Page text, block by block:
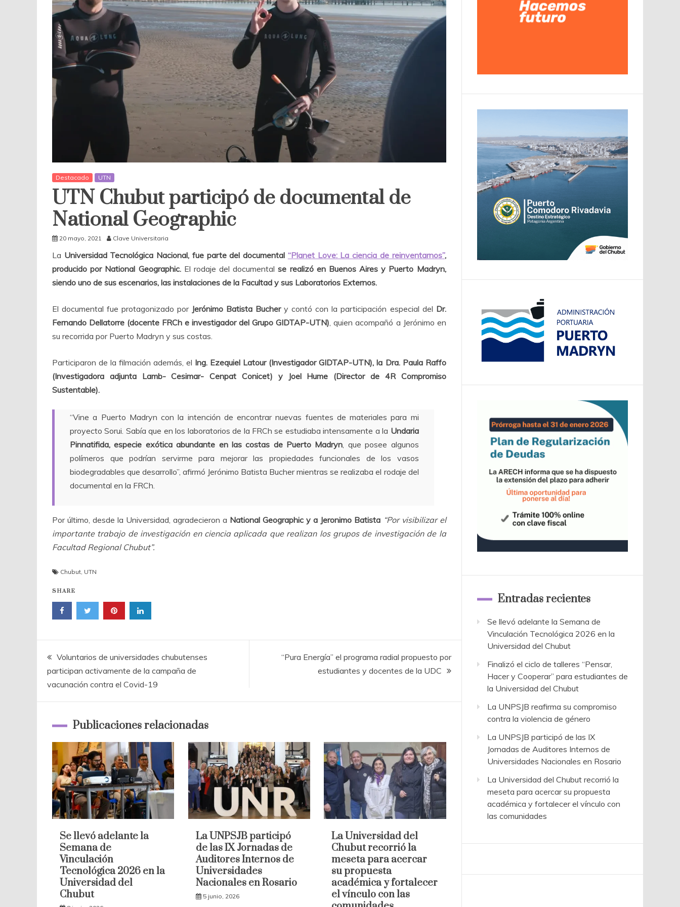
Destacado UTN
UTN Chubut participó de documental de
National Geographic
20 mayo, 2021 Clave Universitaria
La Universidad Tecnológica Nacional, fue parte del documental “Planet Love: La ciencia de reinventarnos”,
producido por National Geographic.El rodaje del documental se realizó en Buenos Aires y Puerto Madryn,
siendo uno de sus escenarios, las instalaciones de la Facultad y sus Laboratorios Externos.
El documental fue protagonizado porJerónimo Batista Buchery contó con la participación especial del Dr.
Fernando Dellatorre (docente FRCh e investigador del Grupo GIDTAP-UTN), quien acompañó a Jerónimo en
su recorrida por Puerto Madryn y sus costas.
Participaron de la filmación además, el Ing. Ezequiel Latour (Investigador GIDTAP-UTN), la Dra. Paula Raffo
(Investigadora adjunta Lamb- Cesimar- Cenpat Conicet) y Joel Hume (Director de 4R Compromiso
Sustentable).
“Vine a Puerto Madryn con la intención de encontrar nuevas fuentes de materiales para mi
proyecto Sorui. Sabía que en los laboratorios de la FRCh se estudiaba intensamente a la Undaria
Pinnatifida, especie exótica abundante en las costas de Puerto Madryn, que posee algunos
polímeros que podrían servirme para mejorar las propiedades funcionales de los vasos
biodegradables que desarrollo”, afirmó Jerónimo Batista Bucher mientras se realizaba el rodaje del
documental en la FRCh.
Por último, desde la Universidad, agradecieron a National Geographic y a Jeronimo Batista “Por visibilizar el
importante trabajo de investigación en ciencia aplicada que realizan los grupos de investigación de la
Facultad Regional Chubut”.
Chubut, UTN
SHARE
Navegación
de
entradas
Voluntarios de universidades chubutenses
participan activamente de la campaña de
vacunación contra el Covid-19
“Pura Energía” el programa radial propuesto por
estudiantes y docentes de la UDC
Publicaciones relacionadas
Se llevó adelante la
Semana de
Vinculación
Tecnológica 2026 en la
Universidad del
Chubut
La UNPSJB participó
de las IX Jornadas de
Auditores Internos de
Universidades
Nacionales en Rosario
5 junio, 2026
La Universidad del
Chubut recorrió la
meseta para acercar
su propuesta
académica y fortalecer
el vínculo con las
Entradas recientes
Se llevó adelante la Semana de
Vinculación Tecnológica 2026 en la
Universidad del Chubut
Finalizó el ciclo de talleres “Pensar,
Hacer y Cooperar” para estudiantes de
la Universidad del Chubut
La UNPSJB reafirma su compromiso
contra la violencia de género
La UNPSJB participó de las IX
Jornadas de Auditores Internos de
Universidades Nacionales en Rosario
La Universidad del Chubut recorrió la
meseta para acercar su propuesta
académica y fortalecer el vínculo con
las comunidades